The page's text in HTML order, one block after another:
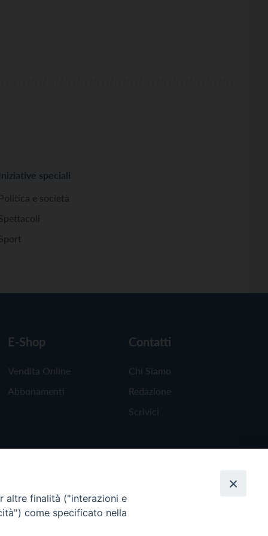
Iniziative speciali
Politica e società
E-Shop
Vendita Online
Abbonamenti
Contatti
Chi Siamo
Redazione
Scrivici
altre finalità ("interazioni e
come specificato nella